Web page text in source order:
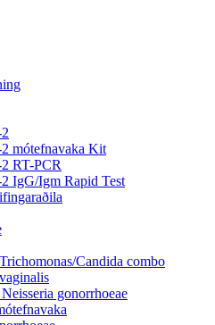
mótefnavaka Kit
RT-PCR
IgG/Igm Rapid Test
Candida combo
gonorrhoeae